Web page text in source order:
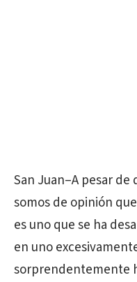
San Juan–A pesar
somos de opinión
es uno que se ha
en uno
sorprendentemente